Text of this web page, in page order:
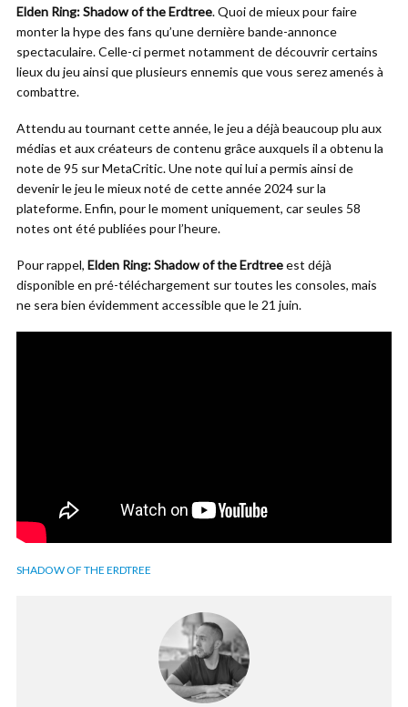
Elden Ring: Shadow of the Erdtree. Quoi de mieux pour faire
monter la hype des fans qu’une dernière bande-annonce
spectaculaire. Celle-ci permet notamment de découvrir certains
lieux du jeu ainsi que plusieurs ennemis que vous serez amenés à
combattre.
Attendu au tournant cette année, le jeu a déjà beaucoup plu aux
médias et aux créateurs de contenu grâce auxquels il a obtenu la
note de 95 sur MetaCritic. Une note qui lui a permis ainsi de
devenir le jeu le mieux noté de cette année 2024 sur la
plateforme. Enfin, pour le moment uniquement, car seules 58
notes ont été publiées pour l’heure.
Pour rappel, Elden Ring: Shadow of the Erdtreeest déjà
disponible en pré-téléchargement sur toutes les consoles, mais
ne sera bien évidemment accessible que le 21 juin.
SHADOW OF THE ERDTREE